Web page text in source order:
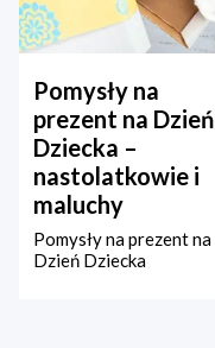
Pomysły na
prezent na Dzień
Dziecka –
nastolatkowie i
maluchy
Pomysły na prezent na
Dzień Dziecka